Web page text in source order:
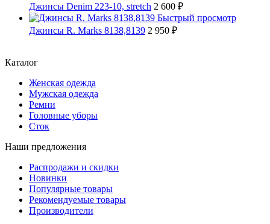
Джинсы Denim 223-10, stretch 2 600 ₽
Быстрый просмотр
Джинсы R. Marks 8138,8139 2 950 ₽
Каталог
Женская одежда
Мужская одежда
Ремни
Головные уборы
Сток
Наши предложения
Распродажи и скидки
Новинки
Популярные товары
Рекомендуемые товары
Производители